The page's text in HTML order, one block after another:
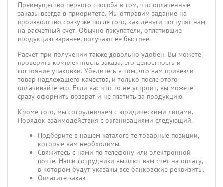
Преимущество первого способа в том, что оплаченные
заказы всегда в приоритете. Мы отправим задание на
производство сразу же после того, как деньги поступят нам
на расчетный счет. Обычно покупатели, оплатившие
продукцию заранее, получают ее быстрее.
Расчет при получении также довольно удобен. Вы можете
проверить комплектность заказа, его целостность и
состояние упаковки. Убедитесь в том, что вам привезли
товар надлежащего качества, и только после этого
оплачивайте его. Если вас что-то не устроит, вы можете
сразу оформить возврат и не платить за продукцию.
Кроме того, мы сотрудничаем с юридическими лицами.
Порядок взаимодействия с организациями следующий.
Подберите в нашем каталоге те товарные позиции,
которые вам необходимы.
Свяжитесь с нами по телефону или электронной
почте. Наши сотрудники вышлют вам счет на оплату,
в котором будут указаны все банковские реквизиты.
Оплатите заказ.